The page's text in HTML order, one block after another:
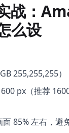
战：
么设
255,255,255）
px（推荐
85% 左右，避